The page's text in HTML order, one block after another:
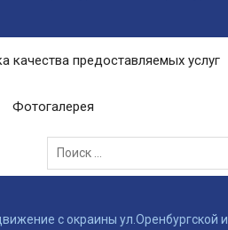
качества предоставляемых услуг
Фотогалерея
Поиск:
с окраины ул.Оренбургской и